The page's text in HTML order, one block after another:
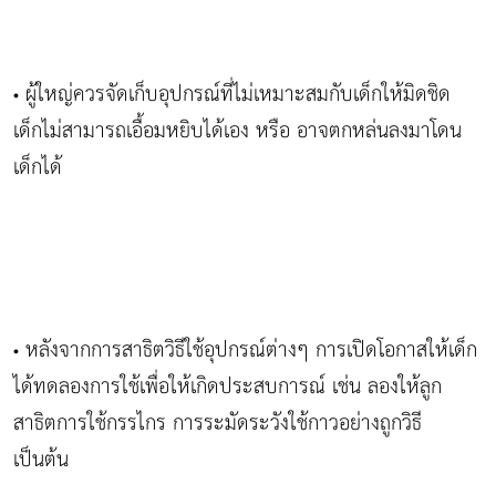
• ผู้ใหญ่ควรจัดเก็บอุปกรณ์ที่ไม่เหมาะสมกับเด็กให้มิดชิด
เด็กไม่สามารถเอื้อมหยิบได้เอง หรือ อาจตกหล่นลงมาโดน
เด็กได้
• หลังจากการสาธิตวิธีใช้อุปกรณ์ต่างๆ การเปิดโอกาสให้เด็ก
ได้ทดลองการใช้เพื่อให้เกิดประสบการณ์ เช่น ลองให้ลูก
สาธิตการใช้กรรไกร การระมัดระวังใช้กาวอย่างถูกวิธี
เป็นต้น